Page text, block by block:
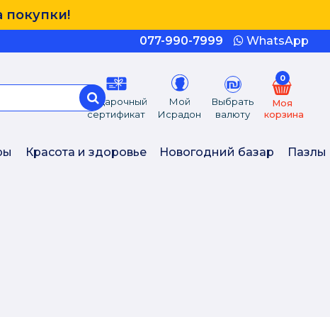
покупки!
077-990-7999 WhatsApp
Подарочный
сертификат
Мой
Исрадон
Выбрать
валюту
0
Моя
корзина
Красота и здоровье Новогодний базар Пазлы